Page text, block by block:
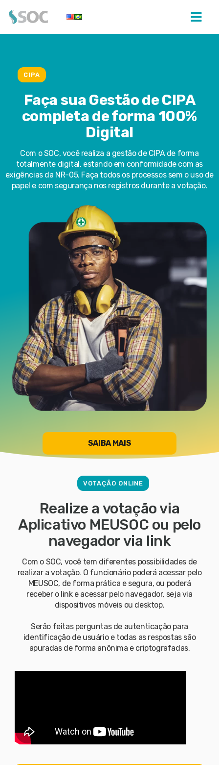
CIPA
Faça sua Gestão de CIPA
completa de forma 100%
Digital
Com o SOC, você realiza a gestão de CIPA de forma
totalmente digital, estando em conformidade com as
exigências da NR-05. Faça todos os processos sem o uso de
papel e com segurança nos registros durante a votação.
SAIBA MAIS
VOTAÇÃO ONLINE
Realize a votação via
Aplicativo MEUSOC ou pelo
navegador via link
Com o SOC, você tem diferentes possibilidades de
realizar a votação. O funcionário poderá acessar pelo
MEUSOC, de forma prática e segura, ou poderá
receber o link e acessar pelo navegador, seja via
dispositivos móveis ou desktop.
Serão feitas perguntas de autenticação para
identificação de usuário e todas as respostas são
apuradas de forma anônima e criptografadas.